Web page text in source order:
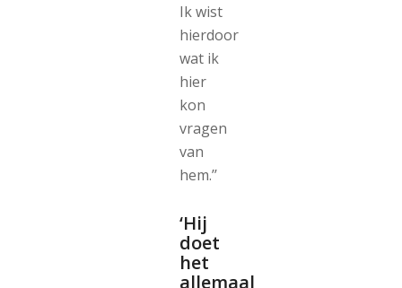
Ik wist
hierdoor
wat ik
hier
kon
vragen
van
hem.’’
‘Hij
doet
het
allemaal